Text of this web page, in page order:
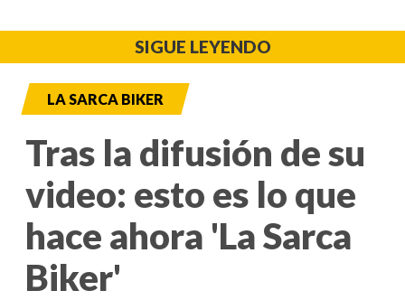
SIGUE LEYENDO
LA SARCA BIKER
Tras la difusión de su
video: esto es lo que
hace ahora 'La Sarca
Biker'